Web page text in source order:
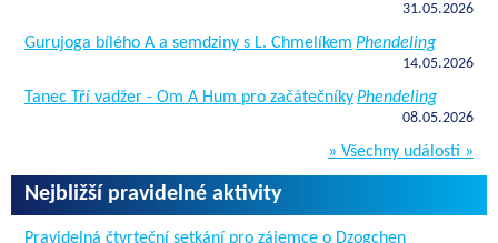
31.05.2026
Gurujoga bílého A a semdziny s L. Chmelíkem Phendeling
14.05.2026
Tanec Tří vadžer - Om A Hum pro začátečníkyPhendeling
08.05.2026
» Všechny události »
Nejbližší pravidelné aktivity
Pravidelná čtvrteční setkání pro zájemce o Dzogchen